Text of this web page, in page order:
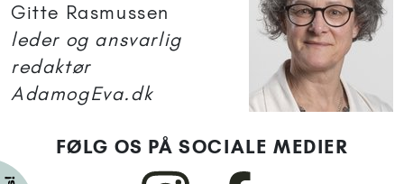
Gitte Rasmussen
leder og ansvarlig
redaktør
AdamogEva.dk
FØLG OS PÅ SOCIALE MEDIER